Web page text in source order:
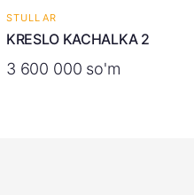
STULLAR
KRESLO KACHALKA 2
3 600 000 so'm